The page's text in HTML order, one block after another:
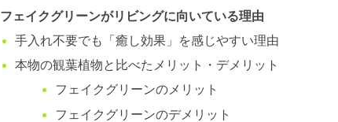
フェイクグリーンがリビングに向いている理由
手入れ不要でも「癒し効果」を感じやすい理由
本物の観葉植物と比べたメリット・デメリット
フェイクグリーンのメリット
フェイクグリーンのデメリット